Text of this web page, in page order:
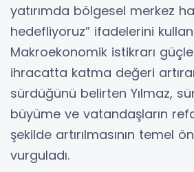
yatırımda bölgesel merkez
hedefliyoruz” ifadelerini
Makroekonomik istikrarı
ihracatta katma değeri
sürdüğünü belirten Yılmaz,
büyüme ve vatandaşların
şekilde artırılmasının temel
vurguladı.